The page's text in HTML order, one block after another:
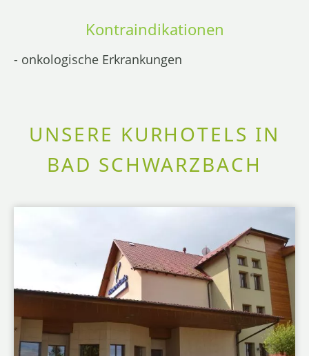
Kontraindikationen
- onkologische Erkrankungen
UNSERE KURHOTELS IN
BAD SCHWARZBACH